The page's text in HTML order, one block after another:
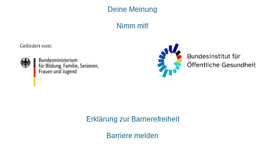
Deine Meinung
Nimm mit!
Erklärung zur Barrierefreiheit
Barriere melden